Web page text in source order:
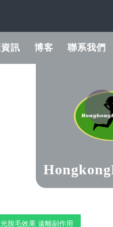
訊 博客 聯系我們
脫毛效果 遠離副作用